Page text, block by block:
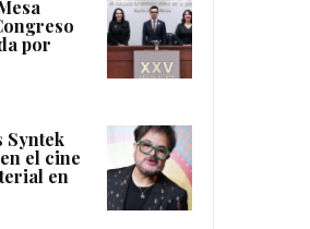
por
Syntek
el cine
en